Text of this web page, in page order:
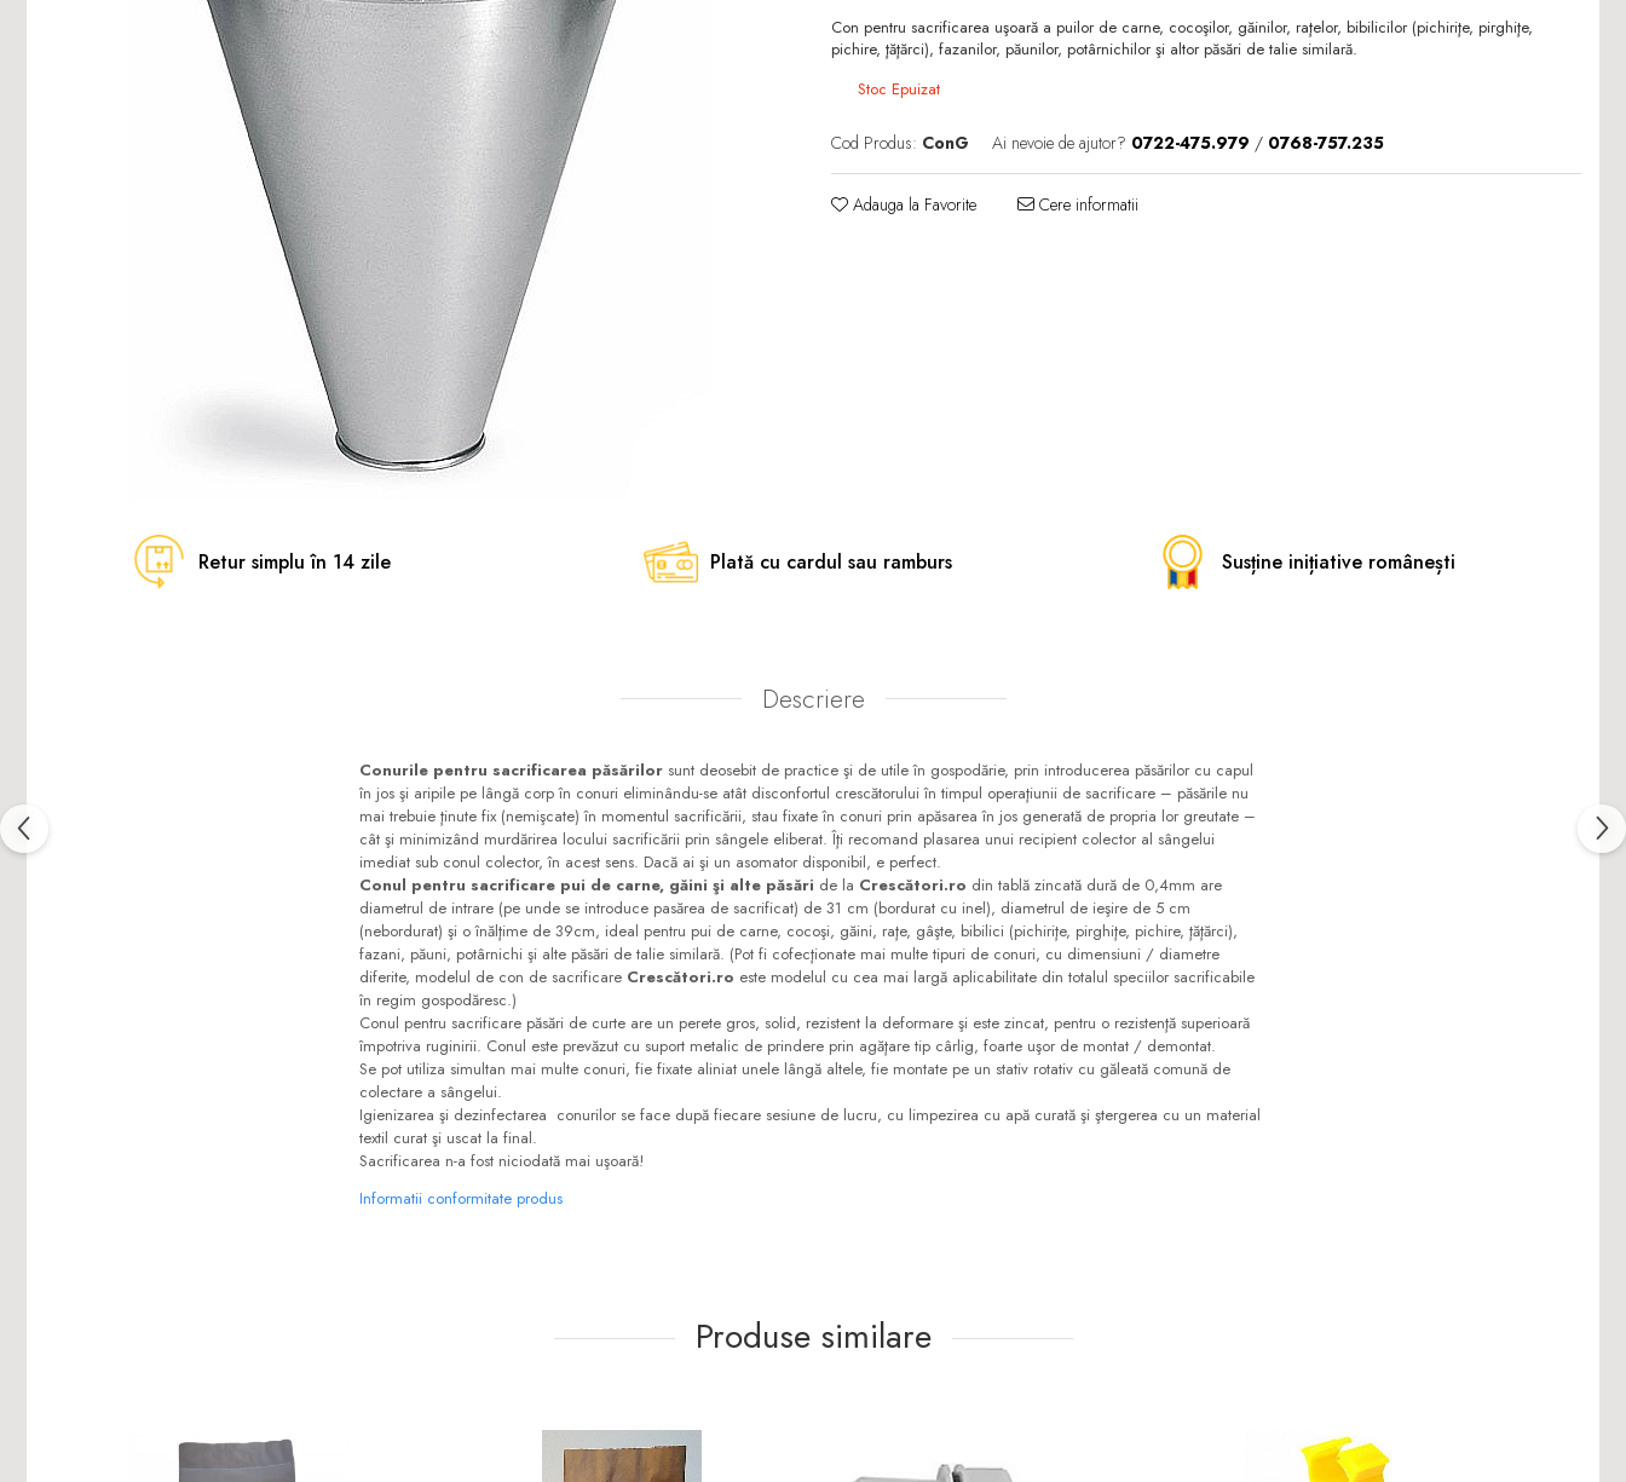
Furajare porci, purcei,
Con pentru sacrificarea uşoară a puilor de carne, cocoşilor, găinilor, raţelor, bibilicilor (pichiriţe, pirghiţe,
pichire, ţăţărci), fazanilor, păunilor, potârnichilor şi altor păsări de talie similară.
Stoc Epuizat
Cod Produs: ConG Ai nevoie de ajutor? 0722-475.979 / 0768-757.235
Adauga la Favorite Cere informatii
Retur simplu în 14 zile Plată cu cardul sau ramburs Susține inițiative românești
Descriere
Conurile pentru sacrificarea păsărilor sunt deosebit de practice şi de utile în gospodărie, prin introducerea păsărilor cu capul
în jos şi aripile pe lângă corp în conuri eliminându-se atât disconfortul crescătorului în timpul operaţiunii de sacrificare – păsările nu
mai trebuie ţinute fix (nemişcate) în momentul sacrificării, stau fixate în conuri prin apăsarea în jos generată de propria lor greutate –
cât şi minimizând murdărirea locului sacrificării prin sângele eliberat. Îţi recomand plasarea unui recipient colector al sângelui
imediat sub conul colector, în acest sens. Dacă ai şi un asomator disponibil, e perfect.
Conul pentru sacrificare pui de carne, găini şi alte păsări de la Crescători.ro din tablă zincată dură de 0,4mm are
diametrul de intrare (pe unde se introduce pasărea de sacrificat) de 31 cm (bordurat cu inel), diametrul de ieşire de 5 cm
(nebordurat) şi o înălţime de 39cm, ideal pentru pui de carne, cocoşi, găini, raţe, gâşte, bibilici (pichiriţe, pirghiţe, pichire, ţăţărci),
fazani, păuni, potârnichi şi alte păsări de talie similară. (Pot fi cofecţionate mai multe tipuri de conuri, cu dimensiuni / diametre
diferite, modelul de con de sacrificare Crescători.ro este modelul cu cea mai largă aplicabilitate din totalul speciilor sacrificabile
în regim gospodăresc.)
Conul pentru sacrificare păsări de curte are un perete gros, solid, rezistent la deformare şi este zincat, pentru o rezistenţă superioară
împotriva ruginirii. Conul este prevăzut cu suport metalic de prindere prin agăţare tip cârlig, foarte uşor de montat / demontat.
Se pot utiliza simultan mai multe conuri, fie fixate aliniat unele lângă altele, fie montate pe un stativ rotativ cu găleată comună de
colectare a sângelui.
Igienizarea şi dezinfectarea conurilor se face după fiecare sesiune de lucru, cu limpezirea cu apă curată şi ştergerea cu un material
textil curat şi uscat la final.
Sacrificarea n-a fost niciodată mai uşoară!
Informatii conformitate produs
Produse similare